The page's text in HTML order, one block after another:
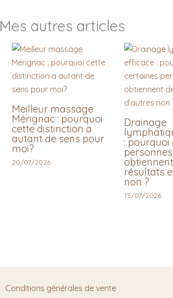
Mes autres articles
Meilleur massage
Mérignac : pourquoi
cette distinction a
autant de sens pour
moi?
20/07/2026
Drainage
: pourquoi
personnes
résultats
non ?
15/07/2026
Conditions générales de vente